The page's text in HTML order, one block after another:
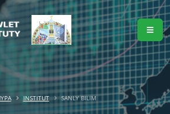
INSTITUT SANLY BILIM